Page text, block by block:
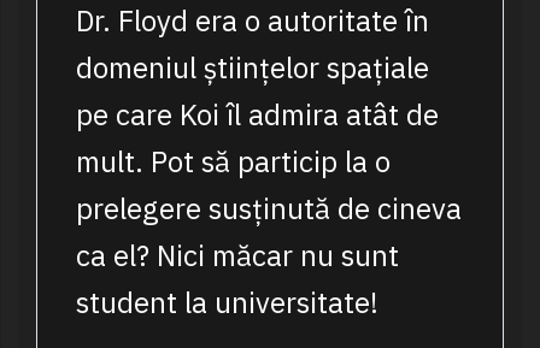
Dr. Floyd era o autoritate în
domeniul științelor spațiale
pe care Koi îl admira atât de
mult. Pot să particip la o
prelegere susținută de cineva
ca el? Nici măcar nu sunt
student la universitate!